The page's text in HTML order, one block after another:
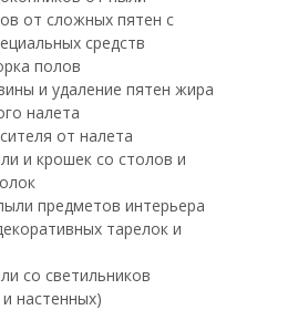
от сложных пятен с
средств
полов
и удаление пятен жира
налета
от налета
и крошек со столов и
предметов интерьера
тарелок и
со светильников
настенных)